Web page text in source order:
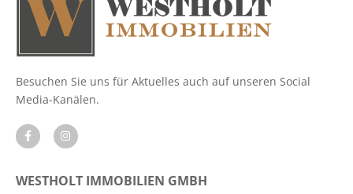
Besuchen Sie uns für Aktuelles auch auf unseren Social
Media-Kanälen.
WESTHOLT IMMOBILIEN GMBH